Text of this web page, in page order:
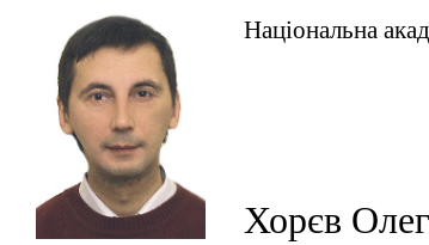
Національна
Хорєв